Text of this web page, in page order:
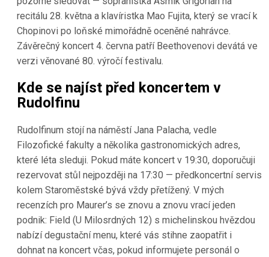
recitálu 28. května a klavíristka Mao Fujita, který se vrací k
Chopinovi po loňské mimořádně oceněné nahrávce.
Závěrečný koncert 4. června patří Beethovenovi devátá ve
verzi věnované 80. výročí festivalu.
Kde se najíst před koncertem v
Rudolfinu
Rudolfinum stojí na náměstí Jana Palacha, vedle
Filozofické fakulty a několika gastronomických adres,
které léta sleduji. Pokud máte koncert v 19:30, doporučuji
rezervovat stůl nejpozději na 17:30 — předkoncertní servis
kolem Staroměstské bývá vždy přetížený. V mých
recenzích pro Maurer’s se znovu a znovu vrací jeden
podnik: Field (U Milosrdných 12) s michelinskou hvězdou
nabízí degustační menu, které vás stihne zaopatřit i
dohnat na koncert včas, pokud informujete personál o